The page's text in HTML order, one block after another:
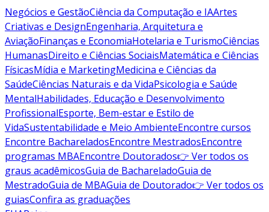
Negócios e GestãoCiência da Computação e IAArtes
Criativas e DesignEngenharia, Arquitetura e
AviaçãoFinanças e EconomiaHotelaria e TurismoCiências
HumanasDireito e Ciências SociaisMatemática e Ciências
FísicasMídia e MarketingMedicina e Ciências da
SaúdeCiências Naturais e da VidaPsicologia e Saúde
MentalHabilidades, Educação e Desenvolvimento
ProfissionalEsporte, Bem-estar e Estilo de
VidaSustentabilidade e Meio AmbienteEncontre cursos
Encontre BachareladosEncontre MestradosEncontre
programas MBAEncontre Doutorados👉 Ver todos os
graus acadêmicosGuia de BachareladoGuia de
MestradoGuia de MBAGuia de Doutorado👉 Ver todos os
guiasConfira as graduações